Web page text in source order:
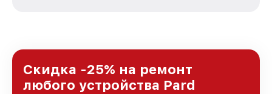
Краснодаре, постоянно повышая уровень
доверия и лояльности наших клиентов.
Скидка -25% на ремонт
любого устройства Pard